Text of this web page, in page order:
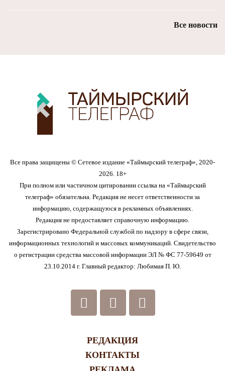
Все новости
Все права защищены © Сетевое издание «Таймырский телеграф», 2020-
2026. 18+
При полном или частичном цитировании ссылка на «Таймырский
телеграф» обязательна. Редакция не несет ответственности за
информацию, содержащуюся в рекламных объявлениях.
Редакция не предоставляет справочную информацию.
Зарегистрировано Федеральной службой по надзору в сфере связи,
информационных технологий и массовых коммуникаций. Свидетельство
о регистрации средства массовой информации ЭЛ № ФС 77-59649 от
23.10.2014 г. Главный редактор: Любимая П. Ю.
РЕДАКЦИЯ
КОНТАКТЫ